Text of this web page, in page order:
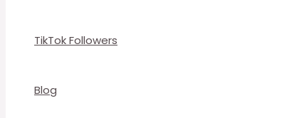
TikTok Followers
Blog